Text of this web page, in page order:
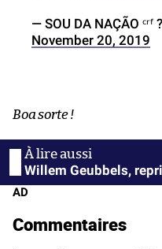
— SOU DA NAÇÃO
November 20, 2019
Boa sorte !
Willem Geubbels,
AD
Commentaires